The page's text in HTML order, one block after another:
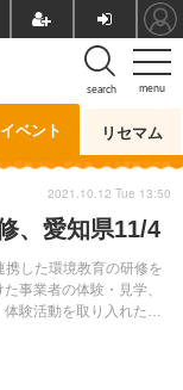
menu
search
イベント リセマム
、愛知県11/4
した環境教育の研修を
事業者の体験・見学、
験活動を取り入れた環
2021.10.12 Tue 13:50